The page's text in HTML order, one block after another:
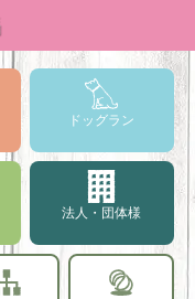
ドッグラン
法人・団体様